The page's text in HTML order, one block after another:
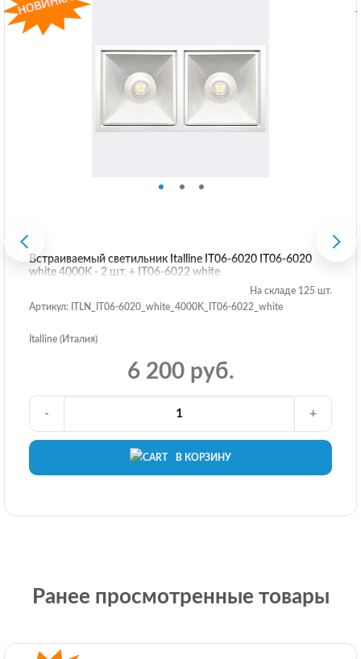
Встраиваемый светильник Italline IT06-6020 IT06-6020
white 4000K - 2 шт. + IT06-6022 white
На складе 125 шт.
Артикул: ITLN_IT06-6020_white_4000K_IT06-6022_white
Italline (Италия)
6 200 руб.
В КОРЗИНУ
- +
Ранее просмотренные товары